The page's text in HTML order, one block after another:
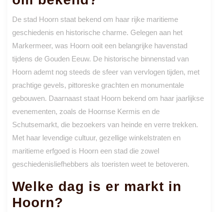
De stad Hoorn staat bekend om haar rijke maritieme
geschiedenis en historische charme. Gelegen aan het
Markermeer, was Hoorn ooit een belangrijke havenstad
tijdens de Gouden Eeuw. De historische binnenstad van
Hoorn ademt nog steeds de sfeer van vervlogen tijden, met
prachtige gevels, pittoreske grachten en monumentale
gebouwen. Daarnaast staat Hoorn bekend om haar jaarlijkse
evenementen, zoals de Hoornse Kermis en de
Schutsemarkt, die bezoekers van heinde en verre trekken.
Met haar levendige cultuur, gezellige winkelstraten en
maritieme erfgoed is Hoorn een stad die zowel
geschiedenisliefhebbers als toeristen weet te betoveren.
Welke dag is er markt in
Hoorn?